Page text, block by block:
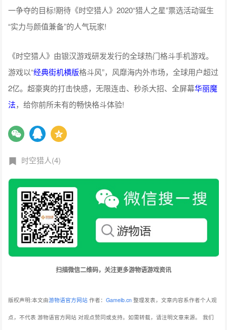
一争夺的目标!期待《时空猎人》2020“猎人之星”票选活动诞生
“实力与颜值兼备”的人气玩家!
《时空猎人》由银汉游戏研发发行的全球热门格斗手机游戏。
游戏以“经典街机横版格斗风”，风靡海内外市场，全球用户超过
2亿。超豪爽的打击快感，无限连击、秒杀大招、全屏幕华丽魔
法，给你前所未有的畅快格斗体验!
时空猎人(4)
扫描微信二维码，关注更多游物语游戏资讯
版权声明:本文由游物语官方网站 作者：Gameib.cn 整理发表，文章内容系作者个人观
点，不代表 游物语官方网站 对观点赞同或支持。如需转载，请注明文章来源。 我们